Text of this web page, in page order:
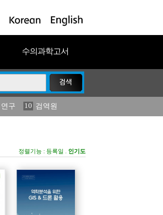
수의과학고서
연구 10 검역원
19 농림수산
정렬기능 : 등록일 . 인기도